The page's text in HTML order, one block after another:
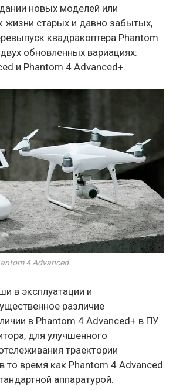
новых моделей или
жизни старых и давно забытых,
квадракоптера Phantom
обновленных вариациях:
и Phantom 4 Advanced+.
4 Advanced
в эксплуатации и
различие
в Phantom 4 Advanced+ в ПУ
для улучшенного
траектории
то время как Phantom 4 Advanced
аппаратурой.